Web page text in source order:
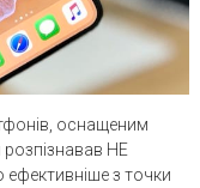
оснащеним
розпізнавав НЕ
з точки